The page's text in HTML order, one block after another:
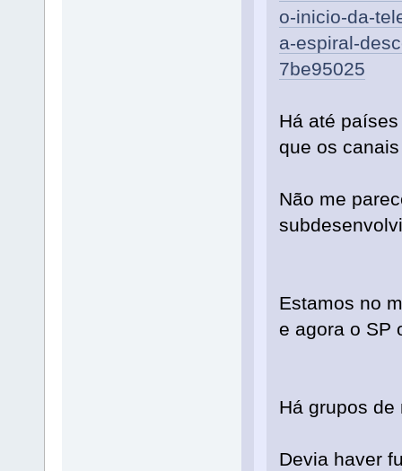
o-inicio-da-
a-espiral-
7be95025
Há até
que os
Não me
Estamos no
e agora o SP
Há grupos
Devia haver